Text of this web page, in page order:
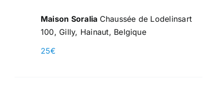
Maison Soralia Chaussée de Lodelinsart
100, Gilly, Hainaut, Belgique
25€